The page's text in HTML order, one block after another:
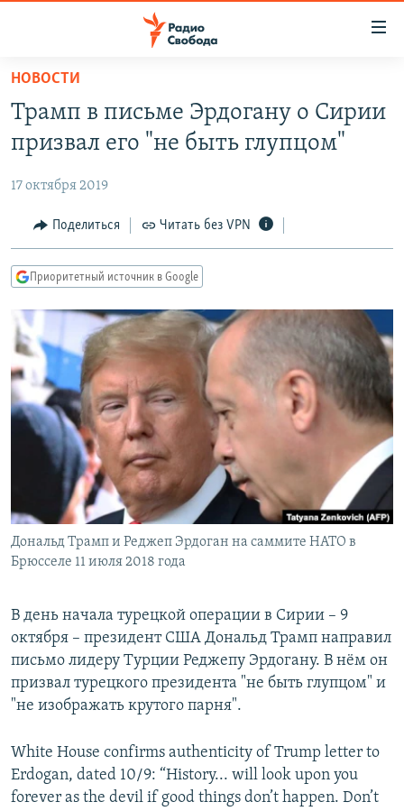
упрощенного
доступа
основному
Вернутся
главной
навигации
Вернутся
поиску
ПОДКАСТЫ
АВТОРСКИЕ ПРОЕКТЫ
ЦИТАТЫ СВОБОДЫ
МНЕНИЯ
IDEL.РЕАЛИИ
КАВКАЗ.РЕАЛИИ
СЕВЕР.РЕАЛИИ
СИБИРЬ.РЕАЛИИ
РАСПИСАНИЕ ВЕЩАНИЯ
ПОДПИШИТЕСЬ НА РАССЫЛКУ
СОЦИАЛЬНЫЕ СЕТИ
Все сайты РСЕ/РС
НОВОСТИ
Трамп в письме Эрдогану о Сирии
призвал его "не быть глупцом"
17 октября 2019
Поделиться Читать без VPN
Приоритетный источник в Google
Дональд Трамп и Реджеп Эрдоган на саммите НАТО в
Брюсселе 11 июля 2018 года
В день начала турецкой операции в Сирии – 9
октября – президент США Дональд Трамп направил
письмо лидеру Турции Реджепу Эрдогану. В нём он
призвал турецкого президента "не быть глупцом" и
"не изображать крутого парня".
White House confirms authenticity of Trump letter to
Erdogan, dated 10/9: “History... will look upon you
forever as the devil if good things don’t happen. Don’t